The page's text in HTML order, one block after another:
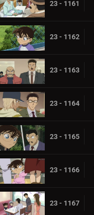
23 - 1161
23 - 1162
23 - 1163
23 - 1164
23 - 1165
23 - 1166
23 - 1167